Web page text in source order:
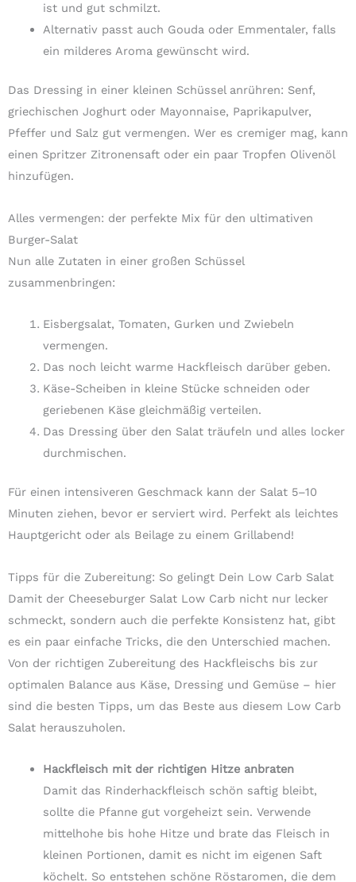
ist und gut schmilzt.
Alternativ passt auch Gouda oder Emmentaler, falls
ein milderes Aroma gewünscht wird.
Das Dressing in einer kleinen Schüssel anrühren: Senf,
griechischen Joghurt oder Mayonnaise, Paprikapulver,
Pfeffer und Salz gut vermengen. Wer es cremiger mag, kann
einen Spritzer Zitronensaft oder ein paar Tropfen Olivenöl
hinzufügen.
Alles vermengen: der perfekte Mix für den ultimativen
Burger-Salat
Nun alle Zutaten in einer großen Schüssel
zusammenbringen:
Eisbergsalat, Tomaten, Gurken und Zwiebeln
vermengen.
Das noch leicht warme Hackfleisch darüber geben.
Käse-Scheiben in kleine Stücke schneiden oder
geriebenen Käse gleichmäßig verteilen.
Das Dressing über den Salat träufeln und alles locker
durchmischen.
Für einen intensiveren Geschmack kann der Salat 5–10
Minuten ziehen, bevor er serviert wird. Perfekt als leichtes
Hauptgericht oder als Beilage zu einem Grillabend!
Tipps für die Zubereitung: So gelingt Dein Low Carb Salat
Damit der Cheeseburger Salat Low Carb nicht nur lecker
schmeckt, sondern auch die perfekte Konsistenz hat, gibt
es ein paar einfache Tricks, die den Unterschied machen.
Von der richtigen Zubereitung des Hackfleischs bis zur
optimalen Balance aus Käse, Dressing und Gemüse – hier
sind die besten Tipps, um das Beste aus diesem Low Carb
Salat herauszuholen.
Hackfleisch mit der richtigen Hitze anbraten
Damit das Rinderhackfleisch schön saftig bleibt,
sollte die Pfanne gut vorgeheizt sein. Verwende
mittelhohe bis hohe Hitze und brate das Fleisch in
kleinen Portionen, damit es nicht im eigenen Saft
köchelt. So entstehen schöne Röstaromen, die dem